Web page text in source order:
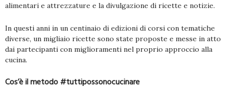
alimentari e attrezzature e la divulgazione di ricette e notizie.
In questi anni in un centinaio di edizioni di corsi con tematiche
diverse, un migliaio ricette sono state proposte e messe in atto
dai partecipanti con miglioramenti nel proprio approccio alla
cucina.
Cos’è il metodo #tuttipossonocucinare